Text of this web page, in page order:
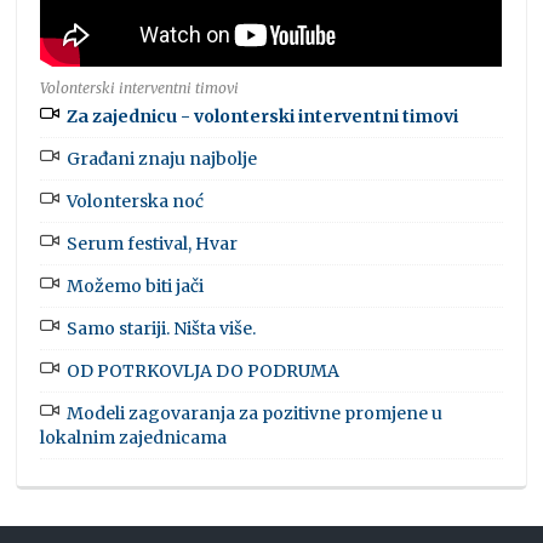
Volonterski interventni timovi
Za zajednicu - volonterski interventni timovi
Građani znaju najbolje
Volonterska noć
Serum festival, Hvar
Možemo biti jači
Samo stariji. Ništa više.
OD POTRKOVLJA DO PODRUMA
Modeli zagovaranja za pozitivne promjene u
lokalnim zajednicama